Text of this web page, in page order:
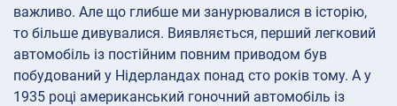
важливо. Але що глибше ми занурювалися в історію,
то більше дивувалися. Виявляється, перший легковий
автомобіль із постійним повним приводом був
побудований у Нідерландах понад сто років тому. А у
1935 році американський гоночний автомобіль із